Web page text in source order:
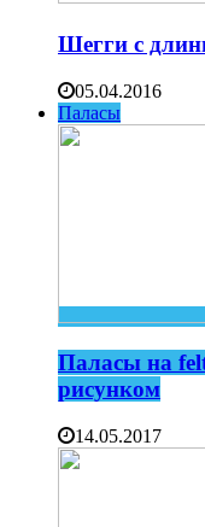
Шегги с
05.04.2016
Паласы
Паласы на
рисунком
14.05.2017